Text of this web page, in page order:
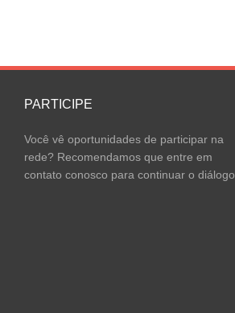
PARTICIPE
Você vê oportunidades de participar na
rede? Recomendamos que entre em
contato conosco para continuar o diálogo.